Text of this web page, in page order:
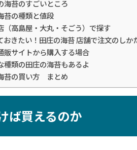
海苔のすごいところ
苔の種類と値段
（高島屋・大丸・そごう）で探す
おきたい！田庄の海苔 店舗で注文のしか
販サイトから購入する場合
種類の田庄の海苔もあるよ
苔の買い方 まとめ
ば買えるのか